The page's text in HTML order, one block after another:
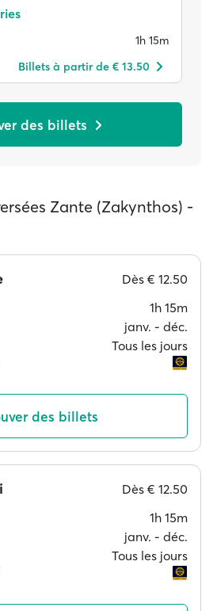
1h 15m
Billets à partir de € 13.50
des billets
Zante (Zakynthos) -
Dès € 12.50
1h 15m
janv. ‐ déc.
Tous les jours
des billets
Dès € 12.50
1h 15m
janv. ‐ déc.
Tous les jours